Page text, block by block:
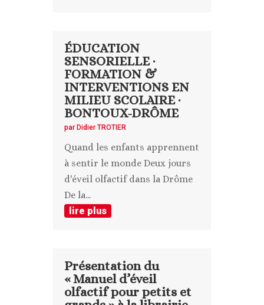
ÉDUCATION
SENSORIELLE ·
FORMATION &
INTERVENTIONS EN
MILIEU SCOLAIRE ·
BONTOUX-DRÔME
par Didier TROTIER
Quand les enfants apprennent
à sentir le monde Deux jours
d'éveil olfactif dans la Drôme
De la...
lire plus
Présentation du
« Manuel d’éveil
olfactif pour petits et